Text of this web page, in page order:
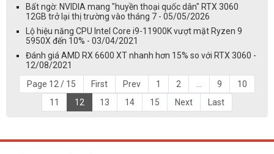
Bất ngờ: NVIDIA mang "huyền thoại quốc dân" RTX 3060
12GB trở lại thị trường vào tháng 7 - 05/05/2026
Lộ hiệu năng CPU Intel Core i9-11900K vượt mặt Ryzen 9
5950X đến 10% - 03/04/2021
Đánh giá AMD RX 6600 XT nhanh hơn 15% so với RTX 3060 -
12/08/2021
Page 12 / 15
First Prev 1 2 9
10
11
12 13 14 15 Next Last